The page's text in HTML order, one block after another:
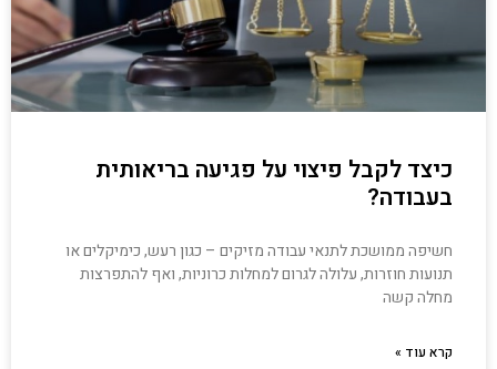
כיצד לקבל פיצוי על פגיעה בריאותית
בעבודה?
חשיפה ממושכת לתנאי עבודה מזיקים – כגון רעש, כימיקלים או
תנועות חוזרות, עלולה לגרום למחלות כרוניות, ואף להתפרצות
מחלה קשה
קרא עוד »